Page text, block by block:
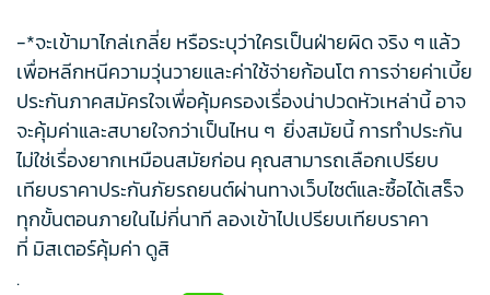
-*จะเข้ามาไกล่เกลี่ย หรือระบุว่าใครเป็นฝ่ายผิด จริง ๆ แล้ว
เพื่อหลีกหนีความวุ่นวายและค่าใช้จ่ายก้อนโต การจ่ายค่าเบี้ย
ประกันภาคสมัครใจเพื่อคุ้มครองเรื่องน่าปวดหัวเหล่านี้ อาจ
จะคุ้มค่าและสบายใจกว่าเป็นไหน ๆ ยิ่งสมัยนี้ การทำประกัน
ไม่ใช่เรื่องยากเหมือนสมัยก่อน คุณสามารถเลือกเปรียบ
เทียบราคาประกันภัยรถยนต์ผ่านทางเว็บไซต์และซื้อได้เสร็จ
ทุกขั้นตอนภายในไม่กี่นาที ลองเข้าไปเปรียบเทียบราคา
ที่ มิสเตอร์คุ้มค่า ดูสิ
.